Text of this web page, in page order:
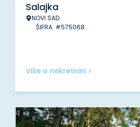
Salajka
NOVI SAD
ŠIFRA: #575068
Više o nekretnini >